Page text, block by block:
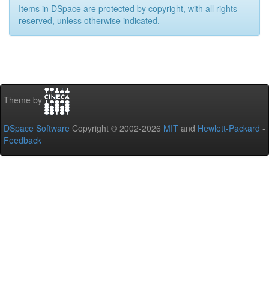
Items in DSpace are protected by copyright, with all rights
reserved, unless otherwise indicated.
Theme by
DSpace Software Copyright © 2002-2026 MIT and Hewlett-Packard -
Feedback